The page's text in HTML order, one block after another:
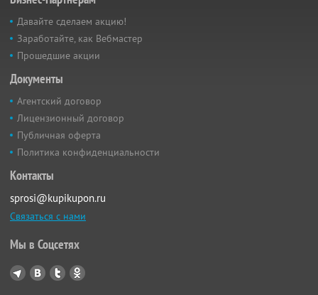
Давайте сделаем акцию!
Заработайте, как Вебмастер
Прошедшие акции
Документы
Агентский договор
Лицензионный договор
Публичная оферта
Политика конфиденциальности
Контакты
sprosi@kupikupon.ru
Связаться с нами
Мы в Соцсетях